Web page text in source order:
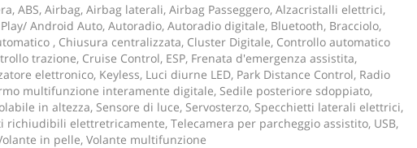
ABS, Airbag, Airbag laterali, Airbag Passeggero, Alzacristalli elettrici,
Android Auto, Autoradio, Autoradio digitale, Bluetooth, Bracciolo,
, Chiusura centralizzata, Cluster Digitale, Controllo automatico
trazione, Cruise Control, ESP, Frenata d'emergenza assistita,
elettronico, Keyless, Luci diurne LED, Park Distance Control, Radio
multifunzione interamente digitale, Sedile posteriore sdoppiato,
in altezza, Sensore di luce, Servosterzo, Specchietti laterali elettrici,
richiudibili elettretricamente, Telecamera per parcheggio assistito, USB,
in pelle, Volante multifunzione